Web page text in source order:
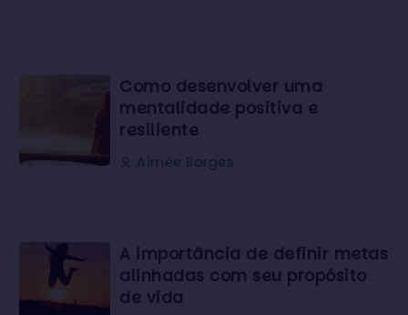
Como desenvolver uma
mentalidade positiva e
resiliente
Aimée Borges
A importância de definir metas
alinhadas com seu propósito
de vida